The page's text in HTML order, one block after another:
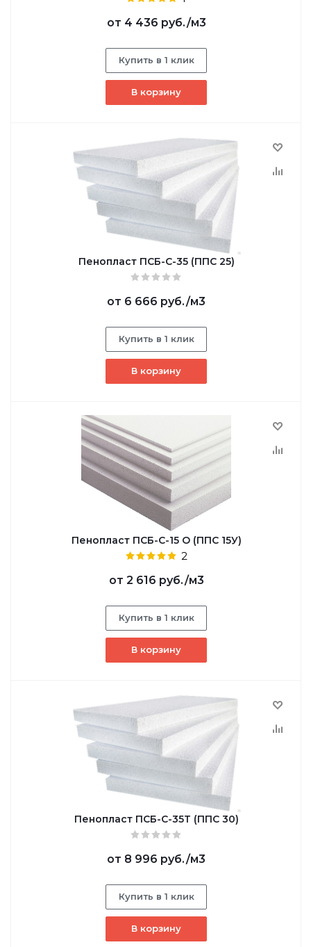
от 4 436 руб./м3
Купить в 1 клик
В корзину
Пенопласт ПСБ-С-35 (ППС 25)
от 6 666 руб./м3
Купить в 1 клик
В корзину
Пенопласт ПСБ-С-15 О (ППС 15У)
2
от 2 616 руб./м3
Купить в 1 клик
В корзину
Пенопласт ПСБ-С-35Т (ППС 30)
от 8 996 руб./м3
Купить в 1 клик
В корзину